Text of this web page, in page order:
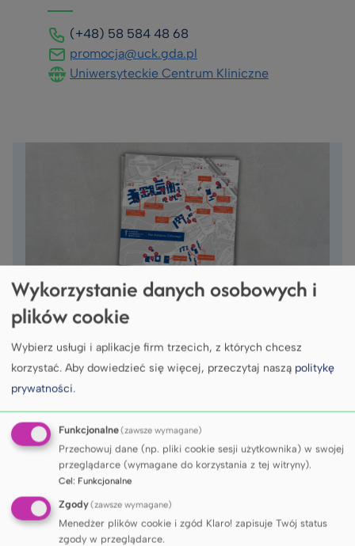
(+48) 58 584 48 68
promocja@uck.gda.pl
Uniwersyteckie Centrum Kliniczne
Plan Kampusu Głównego
Zobacz plan Kampusu Głównego.
Sprawdź
Wykorzystanie danych osobowych i
plików cookie
Wybierz usługi i aplikacje firm trzecich, z których chcesz
korzystać. Aby dowiedzieć się więcej, przeczytaj naszą politykę
prywatności.
Funkcjonalne(zawsze wymagane)
Przechowuj dane (np. pliki cookie sesji użytkownika) w swojej
przeglądarce (wymagane do korzystania z tej witryny).
Cel: Funkcjonalne
Zgody(zawsze wymagane)
Menedżer plików cookie i zgód Klaro! zapisuje Twój status
zgody w przeglądarce.